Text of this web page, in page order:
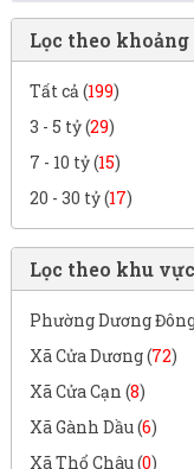
Lọc theo khoảng
Tất cả (199)
3 - 5 tỷ (29)
7 - 10 tỷ (15)
20 - 30 tỷ (17)
Lọc theo khu vực
Phường Dương
Xã Cửa Dương (72)
Xã Cửa Cạn (8)
Xã Gành Dầu (6)
Xã Thổ Châu (0)